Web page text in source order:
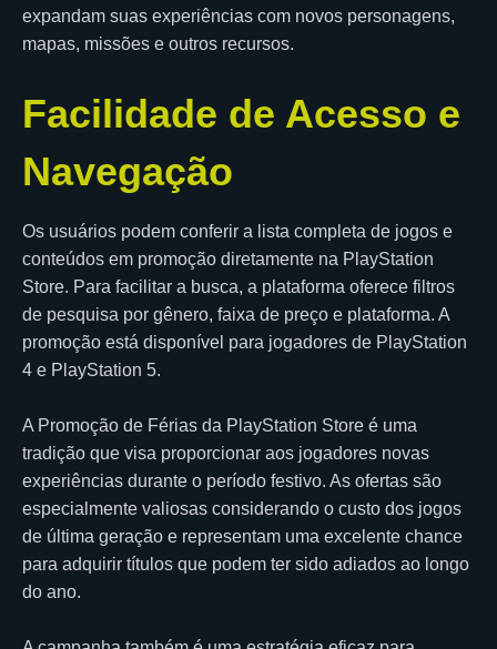
expandam suas experiências com novos personagens,
mapas, missões e outros recursos.
Facilidade de Acesso e
Navegação
Os usuários podem conferir a lista completa de jogos e
conteúdos em promoção diretamente na PlayStation
Store. Para facilitar a busca, a plataforma oferece filtros
de pesquisa por gênero, faixa de preço e plataforma. A
promoção está disponível para jogadores de PlayStation
4 e PlayStation 5.
A Promoção de Férias da PlayStation Store é uma
tradição que visa proporcionar aos jogadores novas
experiências durante o período festivo. As ofertas são
especialmente valiosas considerando o custo dos jogos
de última geração e representam uma excelente chance
para adquirir títulos que podem ter sido adiados ao longo
do ano.